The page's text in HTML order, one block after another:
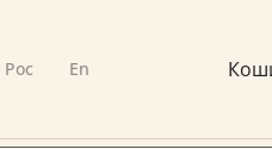
Рос En